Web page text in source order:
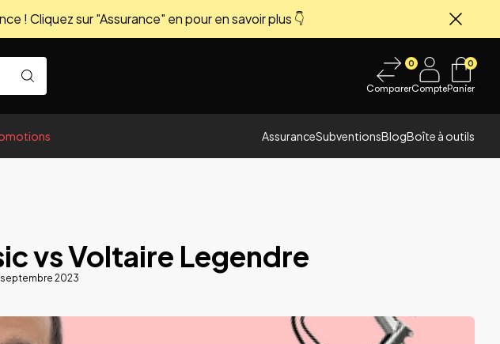
! Cliquez sur "Assurance" en pour en savoir plus 👇
0
ComparerCompte
0
Panier
AssuranceSubventionsBlogBoîte à outils
vs Voltaire Legendre
septembre 2023